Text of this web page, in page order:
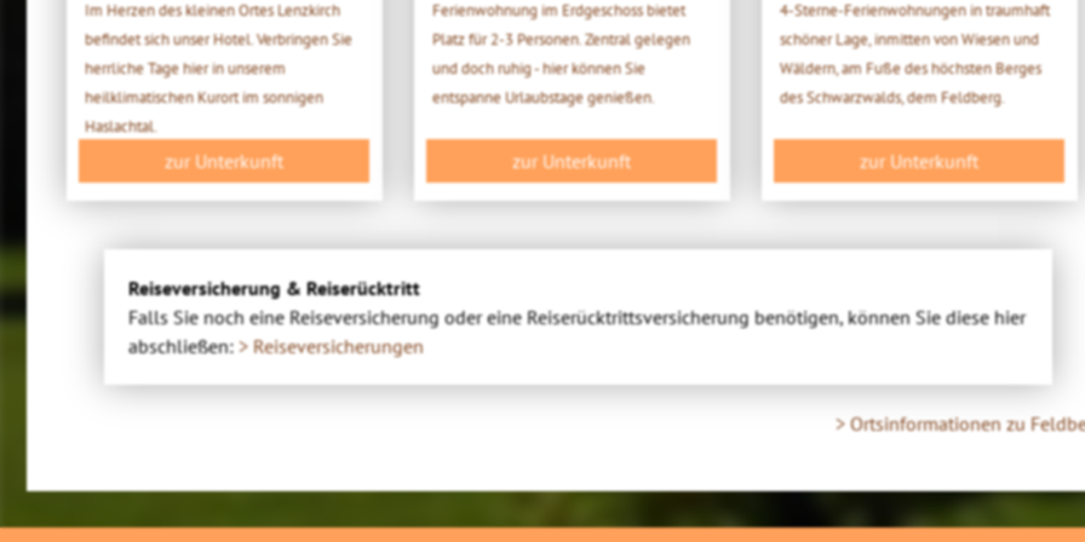
Im Herzen des kleinen Ortes Lenzkirch
befindet sich unser Hotel. Verbringen Sie
herrliche Tage hier in unserem
heilklimatischen Kurort im sonnigen
Haslachtal.
zur Unterkunft
Ferienwohnung im Erdgeschoss bietet
Platz für 2-3 Personen. Zentral gelegen
und doch ruhig - hier können Sie
entspanne Urlaubstage genießen.
zur Unterkunft
4-Sterne-Ferienwohnungen in traumhaft
schöner Lage, inmitten von Wiesen und
Wäldern, am Fuße des höchsten Berges
des Schwarzwalds, dem Feldberg.
zur Unterkunft
Reiseversicherung & Reiserücktritt
Falls Sie noch eine Reiseversicherung oder eine Reiserücktrittsversicherung benötigen, können Sie diese hier
abschließen: > Reiseversicherungen
> Ortsinformationen zu